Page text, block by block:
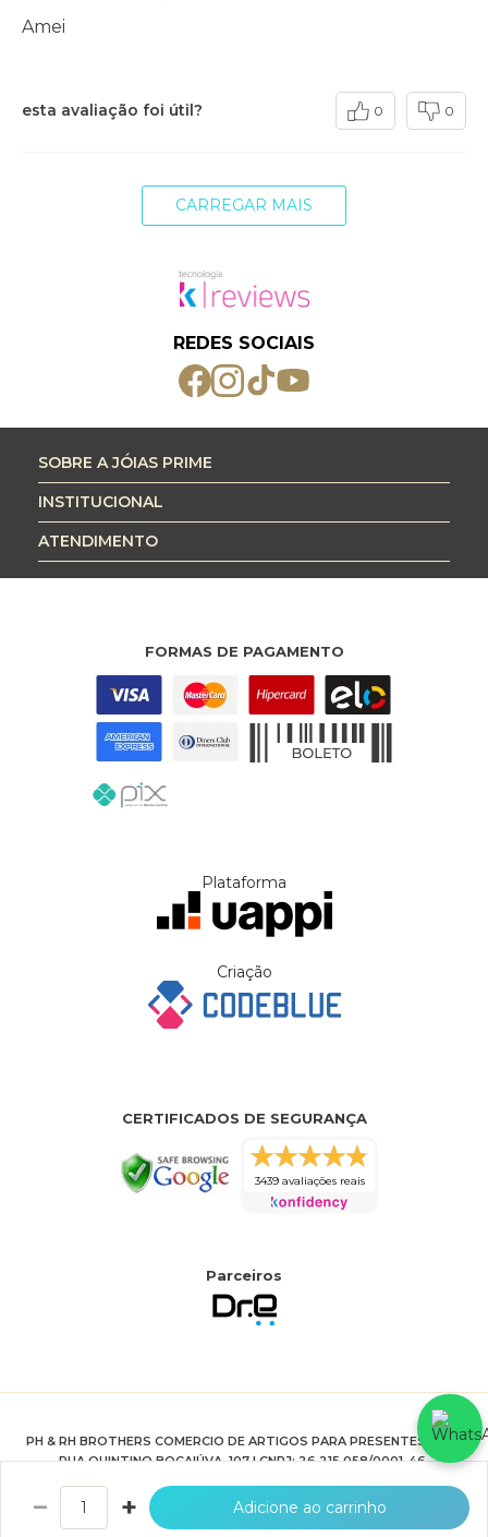
− + Adicione ao carrinho
Amei
esta avaliação foi útil? 0 0
CARREGAR MAIS
REDES SOCIAIS
SOBRE A JÓIAS PRIME
INSTITUCIONAL
ATENDIMENTO
FORMAS DE PAGAMENTO
Plataforma
Criação
CERTIFICADOS DE SEGURANÇA
3439 avaliações reais
Parceiros
PH & RH BROTHERS COMERCIO DE ARTIGOS PARA PRESENTES LTDA
RUA QUINTINO BOCAIÚVA, 107 | CNPJ: 26.215.058/0001-46.
HTTPS://WWW.JOIASPRIME.COM.BR